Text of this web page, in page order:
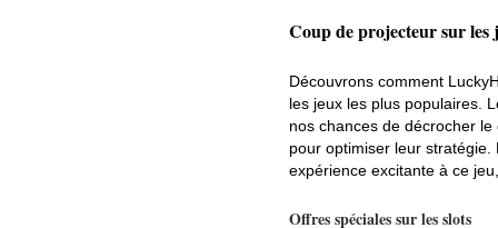
Coup de projecteur sur les
Découvrons comment
les jeux les plus populaires.
nos chances de décrocher
pour optimiser leur
expérience excitante à ce
Offres spéciales sur les slots